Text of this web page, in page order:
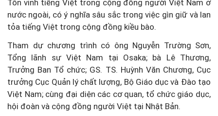
Tôn vinh tiếng Việt trong cộng đồng người Việt Nam ở
nước ngoài, có ý nghĩa sâu sắc trong việc gìn giữ và lan
tỏa tiếng Việt trong cộng đồng kiều bào.
Tham dự chương trình có ông Nguyễn Trường Sơn,
Tổng lãnh sự Việt Nam tại Osaka; bà Lê Thương,
Trưởng Ban Tổ chức; GS. TS. Huỳnh Văn Chương, Cục
trưởng Cục Quản lý chất lượng, Bộ Giáo dục và Đào tạo
Việt Nam; cùng đại diện các cơ quan, tổ chức giáo dục,
hội đoàn và cộng đồng người Việt tại Nhật Bản.